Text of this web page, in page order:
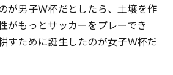
が男子Ｗ杯だとしたら、土壌を作
がもっとサッカーをプレーでき
すために誕生したのが女子Ｗ杯だ